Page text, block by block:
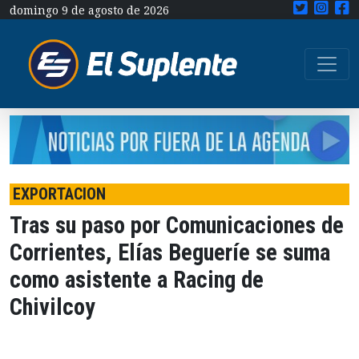
domingo 9 de agosto de 2026
EXPORTACION
Tras su paso por Comunicaciones de
Corrientes, Elías Begueríe se suma
como asistente a Racing de
Chivilcoy